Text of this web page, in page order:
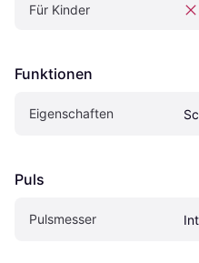
Für Kinder
Funktionen
Eigenschaften
Puls
Pulsmesser